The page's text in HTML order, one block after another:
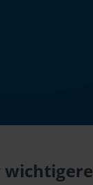
wichtigere